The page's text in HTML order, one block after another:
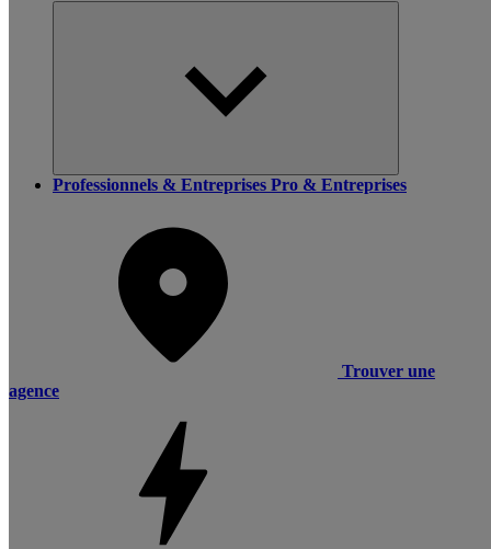
Professionnels & Entreprises Pro & Entreprises
Trouver une
agence